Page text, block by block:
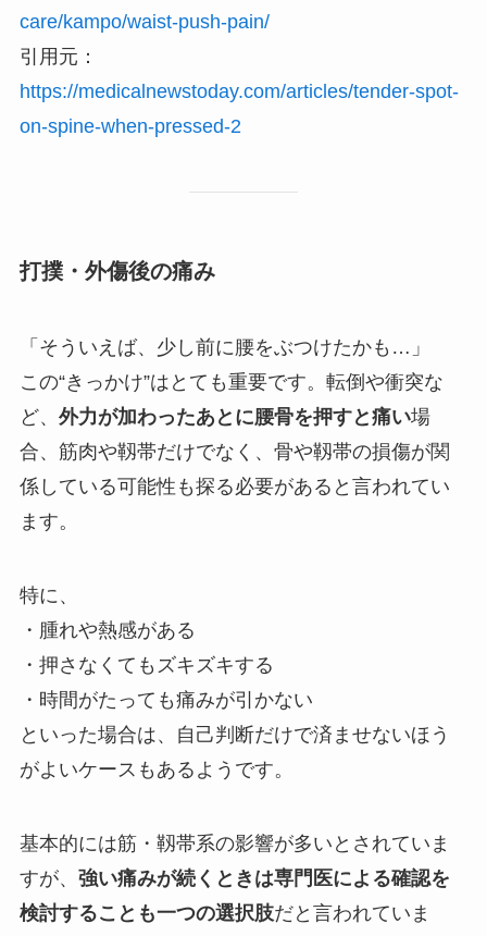
care/kampo/waist-push-pain/
引用元：
https://medicalnewstoday.com/articles/tender-spot-
on-spine-when-pressed-2
打撲・外傷後の痛み
「そういえば、少し前に腰をぶつけたかも…」
この“きっかけ”はとても重要です。転倒や衝突な
ど、 外力が加わったあとに腰骨を押すと痛い場
合、筋肉や靱帯だけでなく、骨や靱帯の損傷が関
係している可能性も探る必要があると言われてい
ます。
特に、
・腫れや熱感がある
・押さなくてもズキズキする
・時間がたっても痛みが引かない
といった場合は、自己判断だけで済ませないほう
がよいケースもあるようです。
基本的には筋・靱帯系の影響が多いとされていま
すが、 強い痛みが続くときは専門医による確認を
検討することも一つの選択肢だと言われていま